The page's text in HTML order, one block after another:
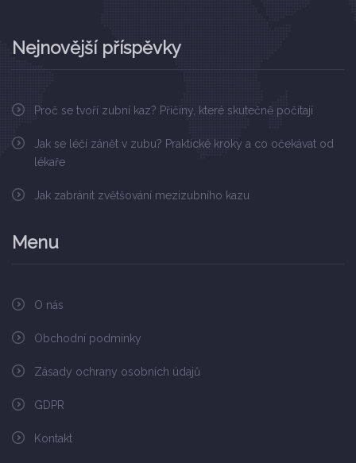
Nejnovější příspěvky
Proč se tvoří zubní kaz? Příčiny, které skutečně počítají
Jak se léčí zánět v zubu? Praktické kroky a co očekávat od
lékaře
Jak zabránit zvětšování mezizubního kazu
Menu
O nás
Obchodní podmínky
Zásady ochrany osobních údajů
GDPR
Kontakt